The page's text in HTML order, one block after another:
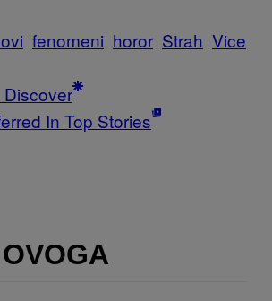
fenomeni horor Strah Vice
In Top Stories